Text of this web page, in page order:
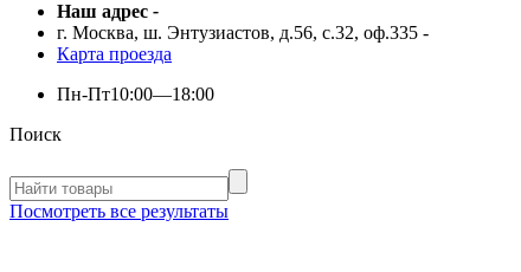
Наш адрес -
г. Москва, ш. Энтузиастов, д.56, с.32, оф.335 -
Карта проезда
Пн-Пт10:00—18:00
Поиск
Посмотреть все результаты